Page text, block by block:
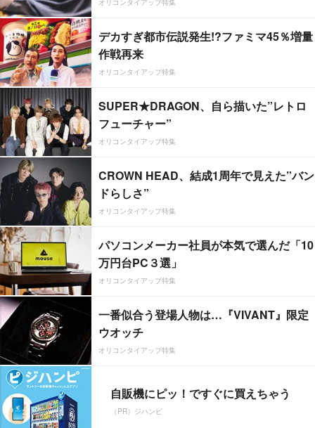
デカすぎ都市伝説発生!?ファミマ45％増量
作戦再来
オリコンタイアップ特集
SUPER★DRAGON、自ら描いた”レトロ
フューチャー”
オリコンタイアップ特集
CROWN HEAD、結成1周年で見えた”バン
ドらしさ”
オリコンタイアップ特集
パソコンメーカー社員が本気で選んだ「10
万円台PC３選」
オリコンタイアップ特集
一番似合う登場人物は…『VIVANT』限定
ウオッチ
オリコンタイアップ特集
自販機にピッ！ですぐに買えちゃう
（PR）ジハンピ